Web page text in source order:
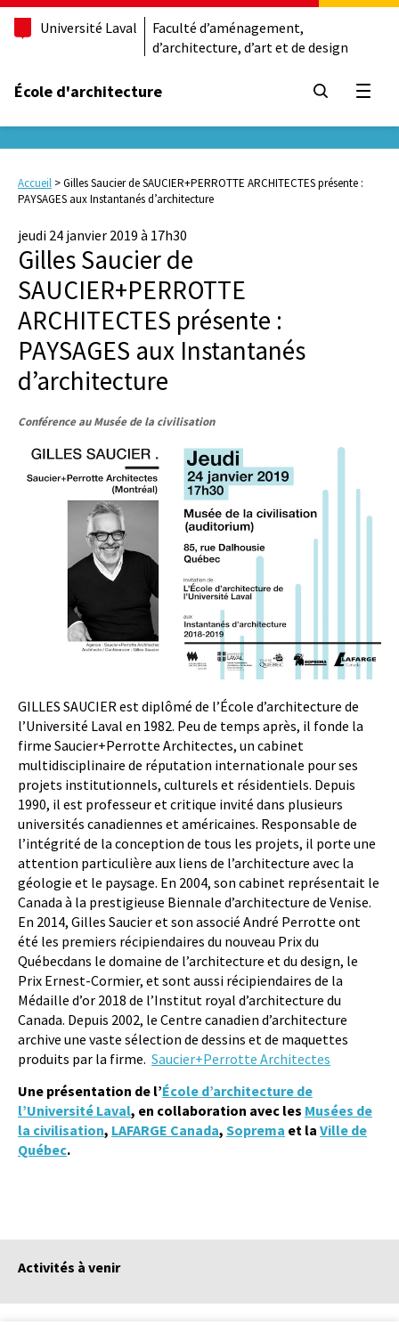
Université Laval
Faculté d’aménagement,
d’architecture, d’art et de design
École d'architecture
Accueil >Gilles Saucier de SAUCIER+PERROTTE ARCHITECTES présente :
PAYSAGES aux Instantanés d’architecture
jeudi 24 janvier 2019 à 17h30
Gilles Saucier de
SAUCIER+PERROTTE
ARCHITECTES présente :
PAYSAGES aux Instantanés
d’architecture
Conférence au Musée de la civilisation
GILLES SAUCIER est diplômé de l’École d’architecture de
l’Université Laval en 1982. Peu de temps après, il fonde la
firme Saucier+Perrotte Architectes, un cabinet
multidisciplinaire de réputation internationale pour ses
projets institutionnels, culturels et résidentiels. Depuis
1990, il est professeur et critique invité dans plusieurs
universités canadiennes et américaines. Responsable de
l’intégrité de la conception de tous les projets, il porte une
attention particulière aux liens de l’architecture avec la
géologie et le paysage. En 2004, son cabinet représentait le
Canada à la prestigieuse Biennale d’architecture de Venise.
En 2014, Gilles Saucier et son associé André Perrotte ont
été les premiers récipiendaires du nouveau Prix du
Québecdans le domaine de l’architecture et du design, le
Prix Ernest-Cormier, et sont aussi récipiendaires de la
Médaille d’or 2018 de l’Institut royal d’architecture du
Canada. Depuis 2002, le Centre canadien d’architecture
archive une vaste sélection de dessins et de maquettes
produits par la firme. Saucier+Perrotte Architectes
Une présentation de l’École d’architecture de
l’Université Laval, en collaboration avec les Musées de
la civilisation, LAFARGE Canada, Soprema et la Ville de
Québec.
Activités à venir